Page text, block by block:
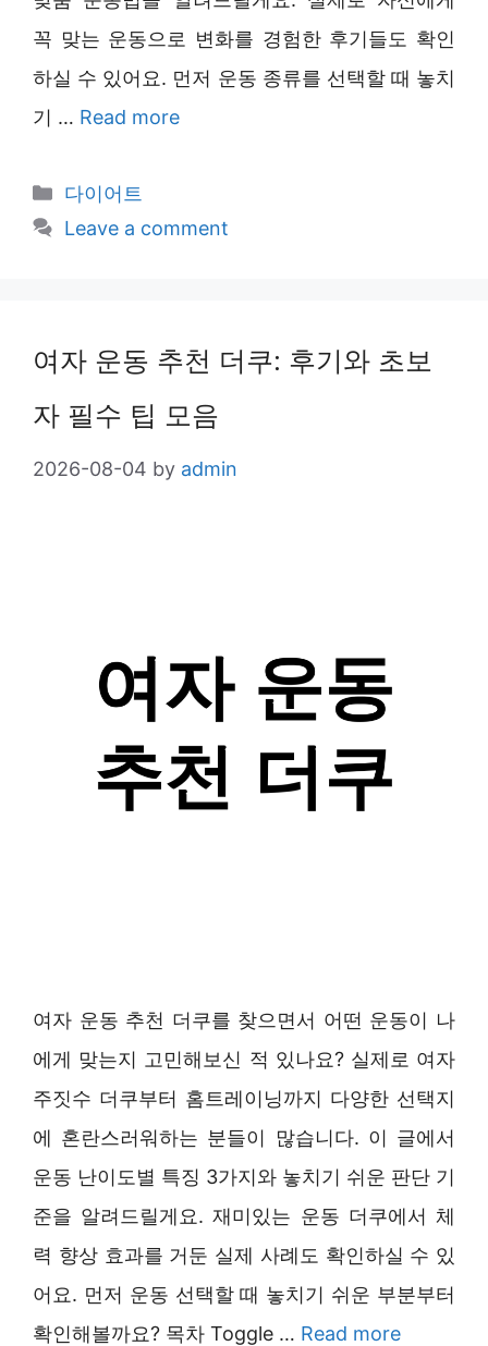
꼭 맞는 운동으로 변화를 경험한 후기들도 확인
하실 수 있어요. 먼저 운동 종류를 선택할 때 놓치
기 … Read more
Categories
다이어트
Leave a comment
여자 운동 추천 더쿠: 후기와 초보
자 필수 팁 모음
2026-08-04 by admin
여자 운동 추천 더쿠를 찾으면서 어떤 운동이 나
에게 맞는지 고민해보신 적 있나요? 실제로 여자
주짓수 더쿠부터 홈트레이닝까지 다양한 선택지
에 혼란스러워하는 분들이 많습니다. 이 글에서
운동 난이도별 특징 3가지와 놓치기 쉬운 판단 기
준을 알려드릴게요. 재미있는 운동 더쿠에서 체
력 향상 효과를 거둔 실제 사례도 확인하실 수 있
어요. 먼저 운동 선택할 때 놓치기 쉬운 부분부터
확인해볼까요? 목차 Toggle … Read more